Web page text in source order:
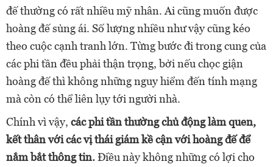
đế thường có rất nhiều mỹ nhân. Ai cũng muốn được
hoàng đế sủng ái. Số lượng nhiều như vậy cũng kéo
theo cuộc cạnh tranh lớn. Từng bước đi trong cung của
các phi tần đều phải thận trọng, bởi nếu chọc giận
hoàng đế thì không những nguy hiểm đến tính mạng
mà còn có thể liên lụy tới người nhà.
Chính vì vậy, các phi tần thường chủ động làm quen,
kết thân với các vị thái giám kề cận với hoàng đế để
nắm bắt thông tin. Điều này không những có lợi cho